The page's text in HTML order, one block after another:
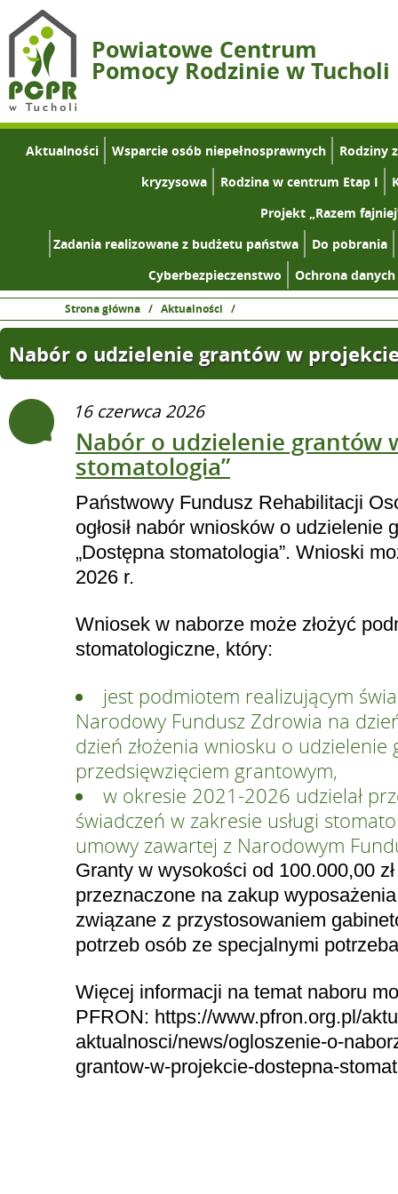
Powiatowe Centrum
Pomocy Rodzinie w Tucholi
Aktualności Wsparcie osób niepełnosprawnych
Rodziny
kryzysowa
Rodzina w centrum Etap I
Projekt „Razem
Zadania realizowane z budżetu państwa
Do pobrania
Cyberbezpieczenstwo
Ochrona
Strona główna / Aktualności /
Nabór o udzielenie grantów w
16 czerwca 2026
Nabór o udzielenie grantów
stomatologia”
Państwowy Fundusz Rehabilitacji
ogłosił nabór wniosków o udzielenie
„Dostępna stomatologia”. Wnioski
2026 r.
Wniosek w naborze może złożyć
stomatologiczne, który:
jest podmiotem realizującym
Narodowy Fundusz Zdrowia na
dzień złożenia wniosku o
przedsięwzięciem grantowym,
w okresie 2021-2026 udzielał
świadczeń w zakresie usługi
umowy zawartej z Narodowym
Granty w wysokości od 100.000,00
przeznaczone na zakup
związane z przystosowaniem
potrzeb osób ze specjalnymi
Więcej informacji na temat naboru
PFRON: https://www.pfron.org.pl/
aktualnosci/news/ogloszenie-o-
grantow-w-projekcie-dostepna-